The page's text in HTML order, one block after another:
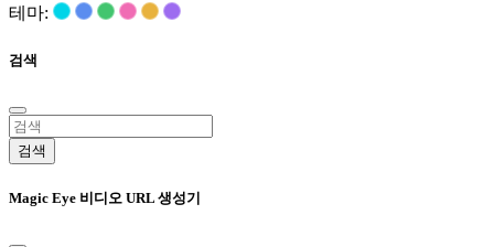
테마:
검색
검색
Magic Eye 비디오 URL 생성기